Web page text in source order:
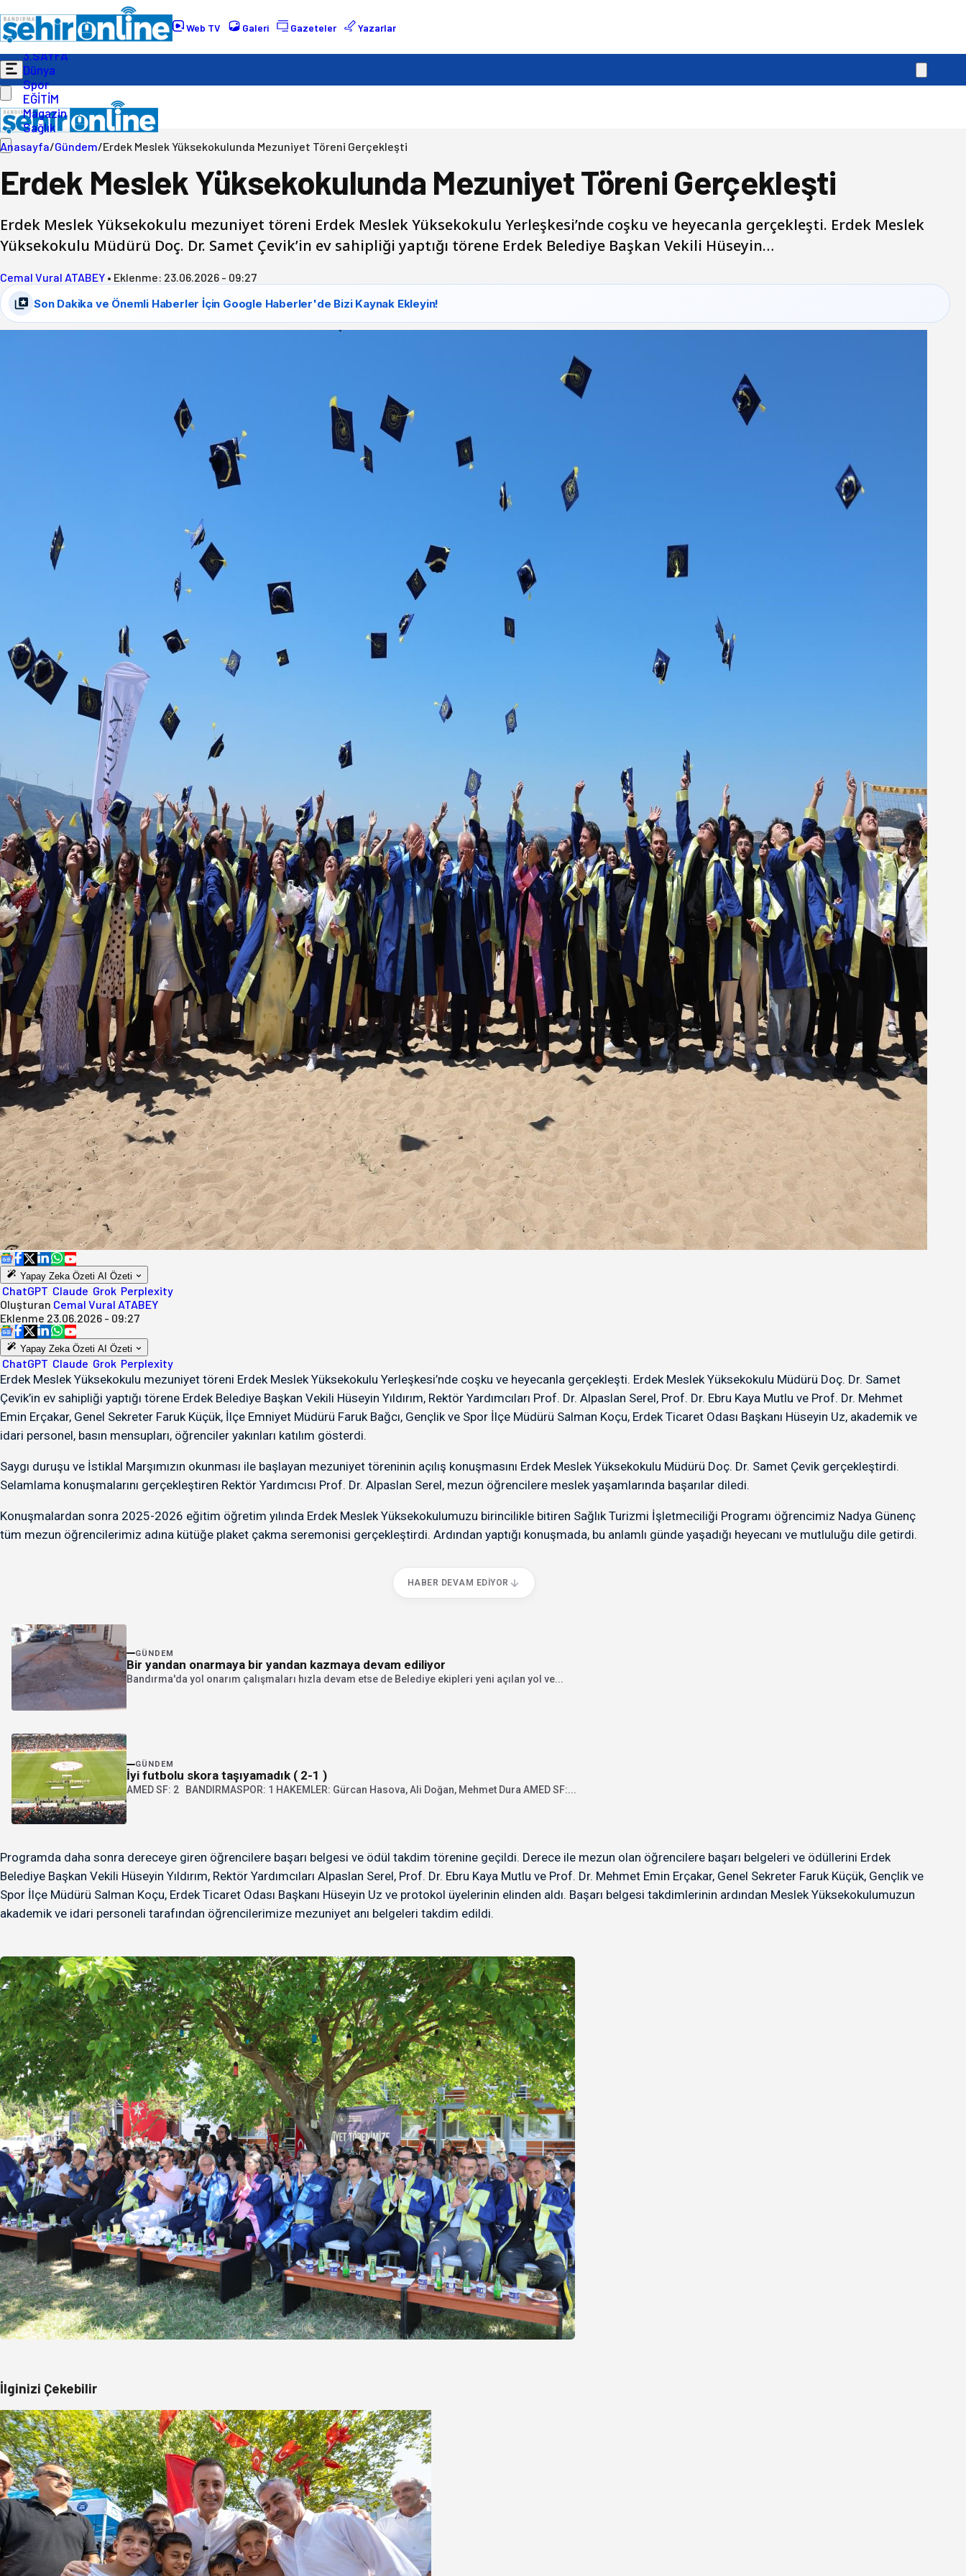
Web TV Galeri Gazeteler Yazarlar
Gündem
Ekonomi
Politika
3.SAYFA
Dünya
Spor
EĞİTİM
Magazin
Sağlık
Anasayfa/Gündem/Erdek Meslek Yüksekokulunda Mezuniyet Töreni Gerçekleşti
Erdek Meslek Yüksekokulunda Mezuniyet Töreni Gerçekleşti
Erdek Meslek Yüksekokulu mezuniyet töreni Erdek Meslek Yüksekokulu Yerleşkesi’nde coşku ve heyecanla gerçekleşti. Erdek Meslek
Yüksekokulu Müdürü Doç. Dr. Samet Çevik’in ev sahipliği yaptığı törene Erdek Belediye Başkan Vekili Hüseyin…
Cemal Vural ATABEY • Eklenme: 23.06.2026 - 09:27
Son Dakika ve Önemli Haberler İçin Google Haberler'de Bizi Kaynak Ekleyin!
Yapay Zeka Özeti AI Özeti
ChatGPT Claude Grok Perplexity
Oluşturan Cemal Vural ATABEY
Eklenme 23.06.2026 - 09:27
Yapay Zeka Özeti AI Özeti
ChatGPT Claude Grok Perplexity
Erdek Meslek Yüksekokulu mezuniyet töreni Erdek Meslek Yüksekokulu Yerleşkesi’nde coşku ve heyecanla gerçekleşti. Erdek Meslek Yüksekokulu Müdürü Doç. Dr. Samet
Çevik’in ev sahipliği yaptığı törene Erdek Belediye Başkan Vekili Hüseyin Yıldırım, Rektör Yardımcıları Prof. Dr. Alpaslan Serel, Prof. Dr. Ebru Kaya Mutlu ve Prof. Dr. Mehmet
Emin Erçakar, Genel Sekreter Faruk Küçük, İlçe Emniyet Müdürü Faruk Bağcı, Gençlik ve Spor İlçe Müdürü Salman Koçu, Erdek Ticaret Odası Başkanı Hüseyin Uz, akademik ve
idari personel, basın mensupları, öğrenciler yakınları katılım gösterdi.
Saygı duruşu ve İstiklal Marşımızın okunması ile başlayan mezuniyet töreninin açılış konuşmasını Erdek Meslek Yüksekokulu Müdürü Doç. Dr. Samet Çevik gerçekleştirdi.
Selamlama konuşmalarını gerçekleştiren Rektör Yardımcısı Prof. Dr. Alpaslan Serel, mezun öğrencilere meslek yaşamlarında başarılar diledi.
Konuşmalardan sonra 2025-2026 eğitim öğretim yılında Erdek Meslek Yüksekokulumuzu birincilikle bitiren Sağlık Turizmi İşletmeciliği Programı öğrencimiz Nadya Günenç
tüm mezun öğrencilerimiz adına kütüğe plaket çakma seremonisi gerçekleştirdi. Ardından yaptığı konuşmada, bu anlamlı günde yaşadığı heyecanı ve mutluluğu dile getirdi.
HABER DEVAM EDIYOR
GÜNDEM
Bir yandan onarmaya bir yandan kazmaya devam ediliyor
Bandırma'da yol onarım çalışmaları hızla devam etse de Belediye ekipleri yeni açılan yol ve...
GÜNDEM
İyi futbolu skora taşıyamadık ( 2-1 )
AMED SF: 2 BANDIRMASPOR: 1 HAKEMLER: Gürcan Hasova, Ali Doğan, Mehmet Dura AMED SF:...
Programda daha sonra dereceye giren öğrencilere başarı belgesi ve ödül takdim törenine geçildi. Derece ile mezun olan öğrencilere başarı belgeleri ve ödüllerini Erdek
Belediye Başkan Vekili Hüseyin Yıldırım, Rektör Yardımcıları Alpaslan Serel, Prof. Dr. Ebru Kaya Mutlu ve Prof. Dr. Mehmet Emin Erçakar, Genel Sekreter Faruk Küçük, Gençlik ve
Spor İlçe Müdürü Salman Koçu, Erdek Ticaret Odası Başkanı Hüseyin Uz ve protokol üyelerinin elinden aldı. Başarı belgesi takdimlerinin ardından Meslek Yüksekokulumuzun
akademik ve idari personeli tarafından öğrencilerimize mezuniyet anı belgeleri takdim edildi.
İlginizi Çekebilir